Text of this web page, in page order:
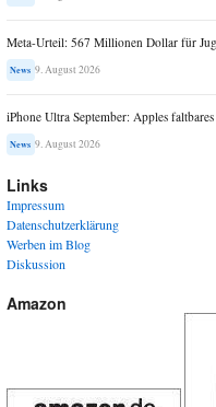
Meta-Urteil: 567 Millionen Dollar für
News 9. August 2026
iPhone Ultra September: Apples
News 9. August 2026
Links
Impressum
Datenschutzerklärung
Werben im Blog
Diskussion
Amazon